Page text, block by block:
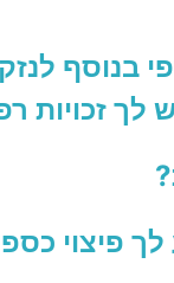
בנוסף
לך זכויות
פיצוי